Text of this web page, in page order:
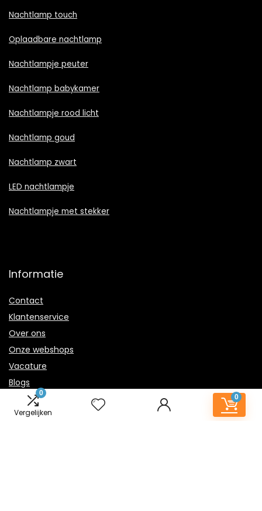
0
Vergelijken
0
Nachtlamp touch
Oplaadbare nachtlamp
Nachtlampje peuter
Nachtlamp babykamer
Nachtlampje rood licht
Nachtlamp goud
Nachtlamp zwart
LED nachtlampje
Nachtlampje met stekker
Informatie
Contact
Klantenservice
Over ons
Onze webshops
Vacature
Blogs
Privacybeleid
Adverteren